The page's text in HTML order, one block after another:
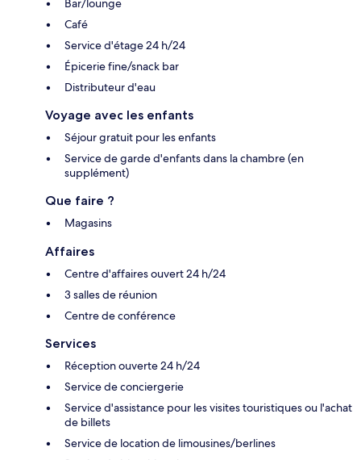
Bar/lounge
Café
Service d'étage 24 h/24
Épicerie fine/snack bar
Distributeur d'eau
Voyage avec les enfants
Séjour gratuit pour les enfants
Service de garde d'enfants dans la chambre (en
supplément)
Que faire ?
Magasins
Affaires
Centre d'affaires ouvert 24 h/24
3 salles de réunion
Centre de conférence
Services
Réception ouverte 24 h/24
Service de conciergerie
Service d'assistance pour les visites touristiques ou l'achat
de billets
Service de location de limousines/berlines